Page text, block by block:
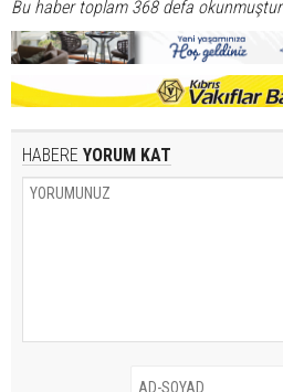
Bu haber toplam 368 defa okunmuştur
HABERE YORUM KAT